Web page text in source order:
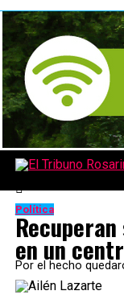
Política
en un
Por el hecho